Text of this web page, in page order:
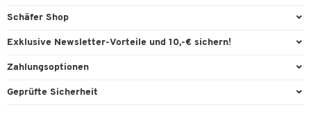
Reinigung & Hygiene
Technik
Direktbestellung
Kontaktformulare
Lieferinformationen
Schäfer Shop
Services & Leistungen
Workplace Solutions
Exklusive Newsletter-Vorteile und 10,-€ sichern!
Willkommensgutschein
Zahlungsoptionen
Paypal
Geprüfte Sicherheit